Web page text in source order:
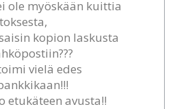
ole myöskään kuittia
kopion laskusta
vielä edes
etukäteen avusta!!